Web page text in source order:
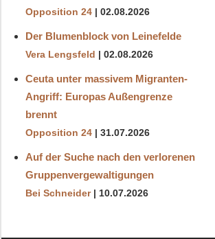
Opposition 24 02.08.2026
Der Blumenblock von Leinefelde
Vera Lengsfeld 02.08.2026
Ceuta unter massivem Migranten-
Angriff: Europas Außengrenze
brennt
Opposition 24 31.07.2026
Auf der Suche nach den verlorenen
Gruppenvergewaltigungen
Bei Schneider 10.07.2026